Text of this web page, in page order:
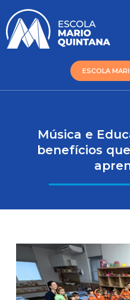
para
conteúdo
ESCOLA
Música e
benefícios